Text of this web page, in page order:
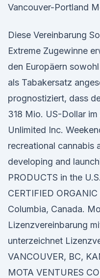
Vancouver-Portland
Diese Vereinbarung
Extreme Zugewinne
den Europäern
als Tabakersatz
prognostiziert, dass
318 Mio. US-Dollar
Unlimited Inc.
recreational cannabis
developing and
PRODUCTS in the
CERTIFIED
Columbia, Canada.
Lizenzvereinbarung
unterzeichnet
VANCOUVER, BC,
MOTA VENTURES